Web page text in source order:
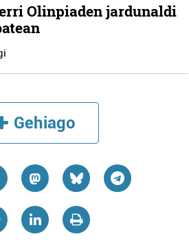
Olinpiaden jardunaldi
Gehiago